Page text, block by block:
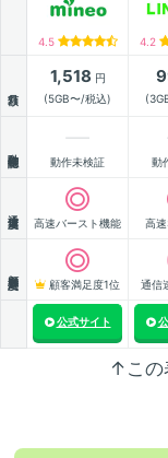
4.5 4.2
1,518 円
(5GB〜/税込)
動作未検証 動
高速バースト機能 高
顧客満足度1位 通信
公式サイト
↑この